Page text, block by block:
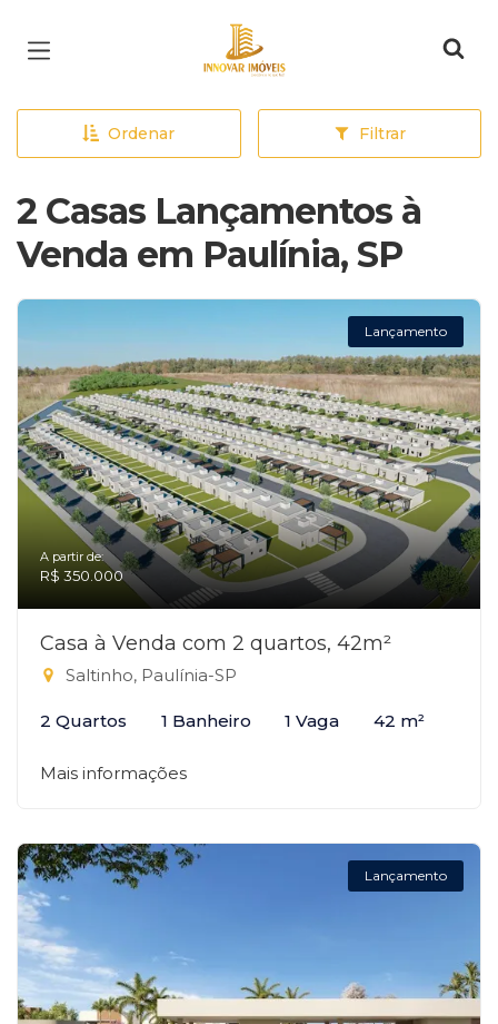
Página inicial
Ordenar Filtrar
2 Casas Lançamentos à
Venda em Paulínia, SP
Lançamento
A partir de:
R$ 350.000
Casa à Venda com 2 quartos, 42m²
Saltinho, Paulínia-SP
2 Quartos 1 Banheiro 1 Vaga 42 m²
Mais informações
Lançamento